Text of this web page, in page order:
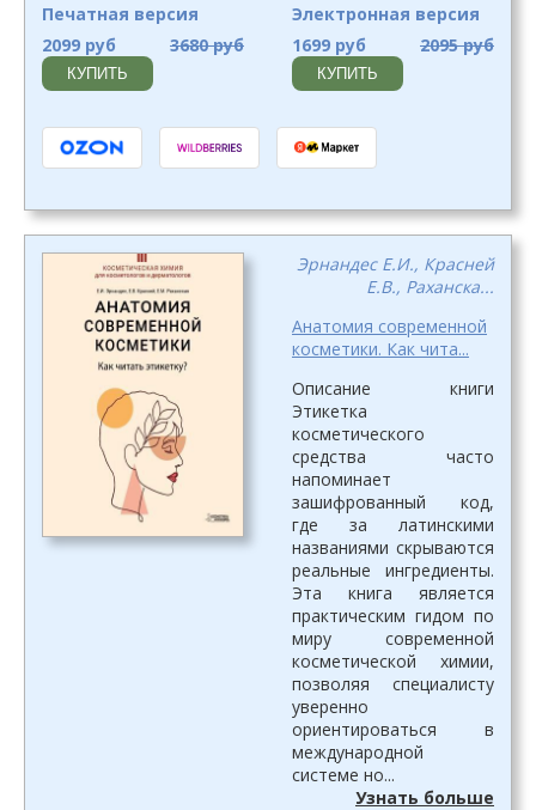
Печатная версия
2099 руб
3680 руб
КУПИТЬ
Электронная версия
1699 руб
2095 руб
КУПИТЬ
Эрнандес Е.И., Красней
Е.В., Раханска...
Анатомия современной
косметики. Как чита...
Описание книги
Этикетка
косметического
средства часто
напоминает
зашифрованный код,
где за латинскими
названиями скрываются
реальные ингредиенты.
Эта книга является
практическим гидом по
миру современной
косметической химии,
позволяя специалисту
уверенно
ориентироваться в
международной
системе но...
Узнать больше